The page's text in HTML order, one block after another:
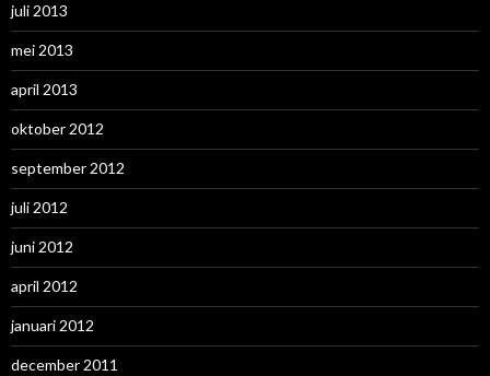
juli 2013
mei 2013
april 2013
oktober 2012
september 2012
juli 2012
juni 2012
april 2012
januari 2012
december 2011